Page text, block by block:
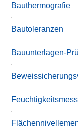
Bauthermografie
Bautoleranzen
Bauunterlagen-